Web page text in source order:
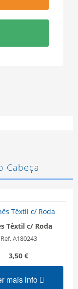
Cabeça
Têxtil c/ Roda
Ref. A180243
3,50 €
mais info